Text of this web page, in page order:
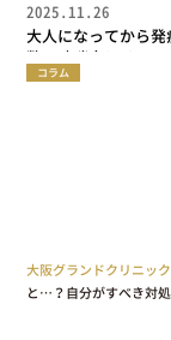
大人になってから発
数…咳喘息とは
2025.11.26
コラム
大阪グランドクリニック
と…？自分がすべき対